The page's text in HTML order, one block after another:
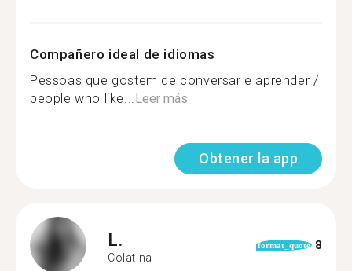
Compañero ideal de idiomas
Pessoas que gostem de conversar e aprender /
people who like...Leer más
Obtener la app
L.
Colatina
format_quote 8